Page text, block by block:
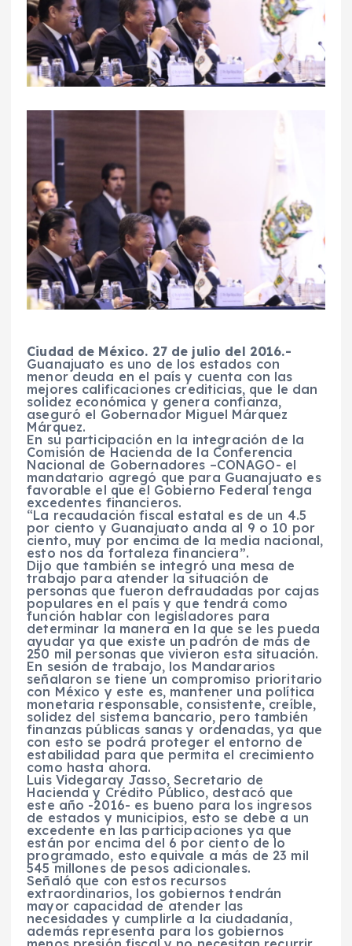
Ciudad de México. 27 de julio del 2016.-
Guanajuato es uno de los estados con
menor deuda en el país y cuenta con las
mejores calificaciones crediticias, que le dan
solidez económica y genera confianza,
aseguró el Gobernador Miguel Márquez
Márquez.
En su participación en la integración de la
Comisión de Hacienda de la Conferencia
Nacional de Gobernadores –CONAGO- el
mandatario agregó que para Guanajuato es
favorable el que el Gobierno Federal tenga
excedentes financieros.
“La recaudación fiscal estatal es de un 4.5
por ciento y Guanajuato anda al 9 o 10 por
ciento, muy por encima de la media nacional,
esto nos da fortaleza financiera”.
Dijo que también se integró una mesa de
trabajo para atender la situación de
personas que fueron defraudadas por cajas
populares en el país y que tendrá como
función hablar con legisladores para
determinar la manera en la que se les pueda
ayudar ya que existe un padrón de más de
250 mil personas que vivieron esta situación.
En sesión de trabajo, los Mandararios
señalaron se tiene un compromiso prioritario
con México y este es, mantener una política
monetaria responsable, consistente, creíble,
solidez del sistema bancario, pero también
finanzas públicas sanas y ordenadas, ya que
con esto se podrá proteger el entorno de
estabilidad para que permita el crecimiento
como hasta ahora.
Luis Videgaray Jasso, Secretario de
Hacienda y Crédito Público, destacó que
este año -2016- es bueno para los ingresos
de estados y municipios, esto se debe a un
excedente en las participaciones ya que
están por encima del 6 por ciento de lo
programado, esto equivale a más de 23 mil
545 millones de pesos adicionales.
Señaló que con estos recursos
extraordinarios, los gobiernos tendrán
mayor capacidad de atender las
necesidades y cumplirle a la ciudadanía,
además representa para los gobiernos